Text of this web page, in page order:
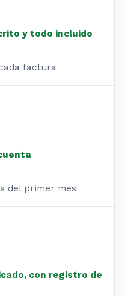
y todo incluido
factura
del primer mes
con registro de